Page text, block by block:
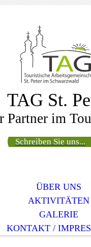
TAG St.
Partner im
Schreiben Sie uns...
ÜBER UNS
AKTIVITÄTEN
GALERIE
KONTAKT /